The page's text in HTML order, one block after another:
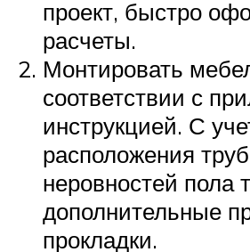
проект, быстро
расчеты.
Монтировать
соответствии с
инструкцией. С
расположения
неровностей пола
дополнительные
прокладки.